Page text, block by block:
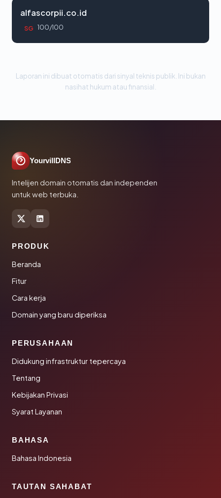
alfascorpii.co.id
SG 100/100
Laporan ini dibuat otomatis dari sinyal teknis publik. Ini bukan
nasihat hukum atau finansial.
YourvillDNS
Intelijen domain otomatis dan independen
untuk web terbuka.
PRODUK
Beranda
Fitur
Cara kerja
Domain yang baru diperiksa
PERUSAHAAN
Didukung infrastruktur tepercaya
Tentang
Kebijakan Privasi
Syarat Layanan
BAHASA
Bahasa Indonesia
TAUTAN SAHABAT